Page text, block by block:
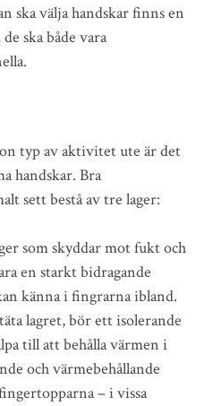
ska välja handskar finns en
ska både vara
typ av aktivitet ute är det
handskar. Bra
sett bestå av tre lager:
som skyddar mot fukt och
en starkt bidragande
känna i fingrarna ibland.
lagret, bör ett isolerande
till att behålla värmen i
och värmebehållande
– i vissa